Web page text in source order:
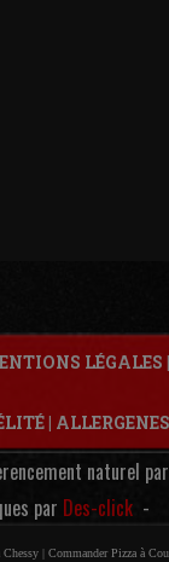
LÉGALES |
| ALLERGENES
naturel par
par Des-click -
| Commander Pizza à